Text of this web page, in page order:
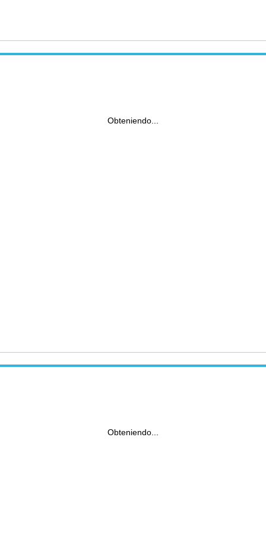
Obteniendo...
Obteniendo...